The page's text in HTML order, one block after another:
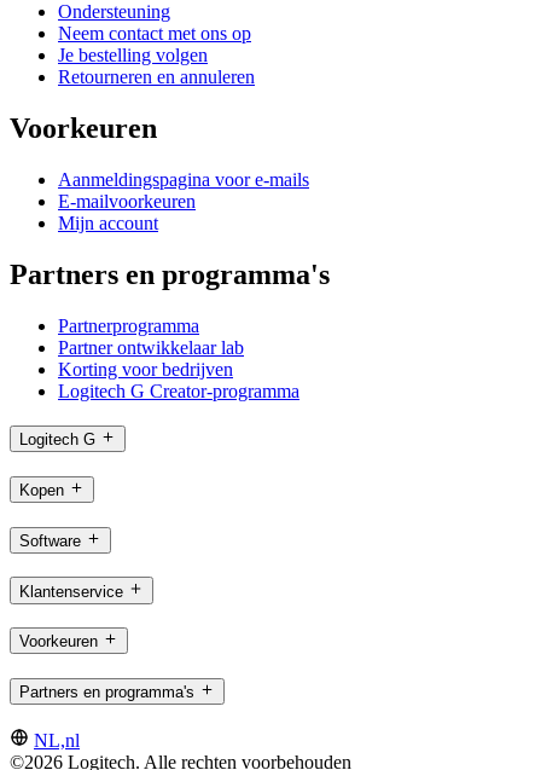
Ondersteuning
Neem contact met ons op
Je bestelling volgen
Retourneren en annuleren
Voorkeuren
Aanmeldingspagina voor e-mails
E-mailvoorkeuren
Mijn account
Partners en programma's
Partnerprogramma
Partner ontwikkelaar lab
Korting voor bedrijven
Logitech G Creator-programma
Logitech G
Kopen
Software
Klantenservice
Voorkeuren
Partners en programma's
NL,nl
©2026 Logitech. Alle rechten voorbehouden